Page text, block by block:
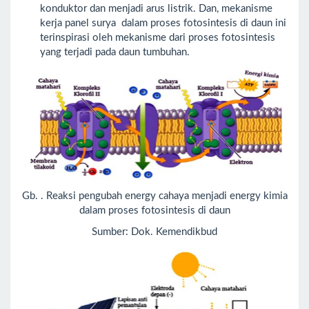
konduktor dan menjadi arus listrik. Dan, mekanisme
kerja panel surya dalam proses fotosintesis di daun ini
terinspirasi oleh mekanisme dari proses fotosintesis
yang terjadi pada daun tumbuhan.
Gb. . Reaksi pengubah energy cahaya menjadi energy kimia
dalam proses fotosintesis di daun
Sumber: Dok. Kemendikbud